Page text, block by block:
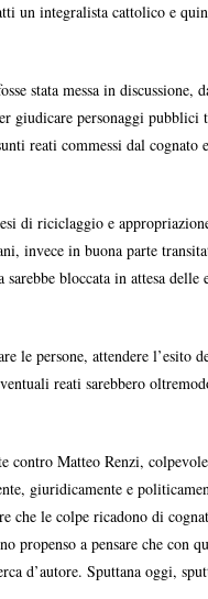
un integralista cattolico e
stata messa in
giudicare personaggi
reati commessi dal
di riciclaggio e
invece in buona parte
bloccata in attesa
persone, attendere
reati sarebbero
Matteo Renzi,
giuridicamente e
che le colpe ricadono di
propenso a pensare che
d’autore. Sputtana oggi,